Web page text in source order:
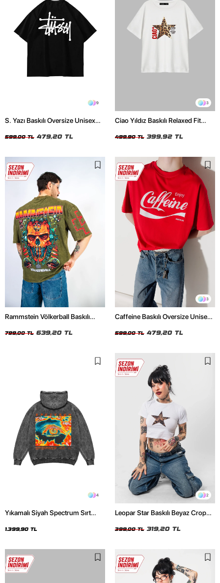
9
S. Yazı Baskılı Oversize Unisex
599,00 TL 479,20 TL
3
Ciao Yıldız Baskılı Relaxed Fit
499,90 TL 399,92 TL
Rammstein Völkerball Baskılı
Tshirt
799,00 TL 639,20 TL
3
Caffeine Baskılı Oversize Unisex
599,00 TL 479,20 TL
4
Yıkamalı Siyah Spectrum Sırt
1.399,90 TL
2
Leopar Star Baskılı Beyaz Crop
399,00 TL 319,20 TL